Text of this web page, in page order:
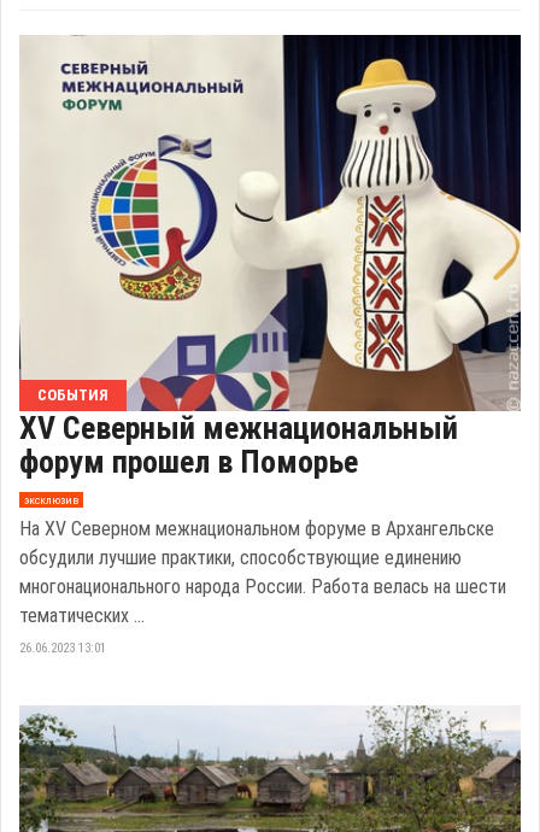
СОБЫТИЯ
XV Северный межнациональный
форум прошел в Поморье
эксклюзив
На XV Северном межнациональном форуме в Архангельске
обсудили лучшие практики, способствующие единению
многонационального народа России. Работа велась на шести
тематических ...
26.06.2023 13:01